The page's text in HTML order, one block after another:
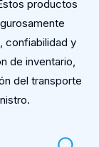
productos
confiabilidad y
de inventario,
del transporte